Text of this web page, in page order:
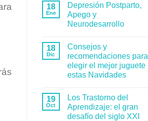
18
Ene
Depresión Postparto,
Apego y
Neurodesarrollo
18
Dic
Consejos y
recomendaciones para
elegir el mejor juguete
estas Navidades
19
Oct
Los Trastorno del
Aprendizaje: el gran
desafío del siglo XXI